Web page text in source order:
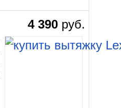
4 390 руб.